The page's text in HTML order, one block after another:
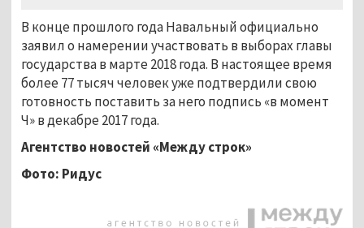
В конце прошлого года Навальный официально
заявил о намерении участвовать в выборах главы
государства в марте 2018 года. В настоящее время
более 77 тысяч человек уже подтвердили свою
готовность поставить за него подпись «в момент
Ч» в декабре 2017 года.
Агентство новостей «Между строк»
Фото: Ридус